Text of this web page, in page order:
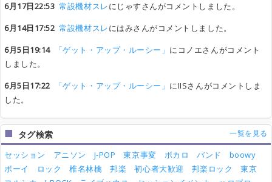
6月17日22:53 常設機材スレにじゃすさんがコメントしました。
6月14日17:52 常設機材スレにはみさんがコメントしました。
6月5日19:14
「ゲット・アップ・ルーシー」 にコノエさんがコメント
しました。
6月5日17:22
「ゲット・アップ・ルーシー」 にIISさんがコメントしま
した。
タグ検索 一覧を見る
セッション アニソン J-POP 東京事変 ボカロ バンド
boowy
ボーイ
ロック 椎名林檎 邦楽 初心者大歓迎 邦楽ロック
東京